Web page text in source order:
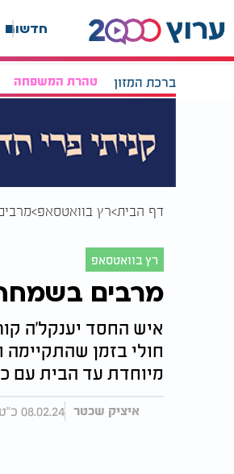
חדשות
ברכת המזון טהרת המשפחה
דף הבית רץ בוואטסאפ
רץ בוואטסאפ
מרבים
איש החסד יענקל'ה
חולי בזמן
מיוחדת עד הבית עם
איציק שכטר 08.02.24 כ"ט שבט התשפ"ד